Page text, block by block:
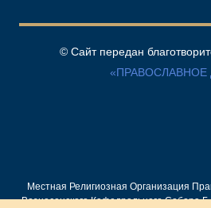
© Сайт передан
«ПРАВОСЛАВНОЕ
Местная Религиозная Организация
Вознесенского Кафедрального Собора